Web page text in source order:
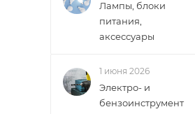
Лампы, блоки
питания,
аксессуары
1 июня 2026
Электро- и
бензоинструмент